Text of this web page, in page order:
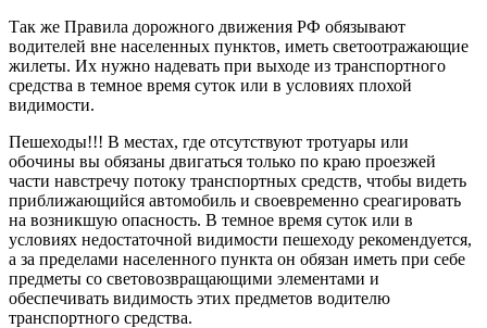
Так же Правила дорожного движения РФ обязывают
водителей вне населенных пунктов, иметь светоотражающие
жилеты. Их нужно надевать при выходе из транспортного
средства в темное время суток или в условиях плохой
видимости.
Пешеходы!!! В местах, где отсутствуют тротуары или
обочины вы обязаны двигаться только по краю проезжей
части навстречу потоку транспортных средств, чтобы видеть
приближающийся автомобиль и своевременно среагировать
на возникшую опасность. В темное время суток или в
условиях недостаточной видимости пешеходу рекомендуется,
а за пределами населенного пункта он обязан иметь при себе
предметы со световозвращающими элементами и
обеспечивать видимость этих предметов водителю
транспортного средства.